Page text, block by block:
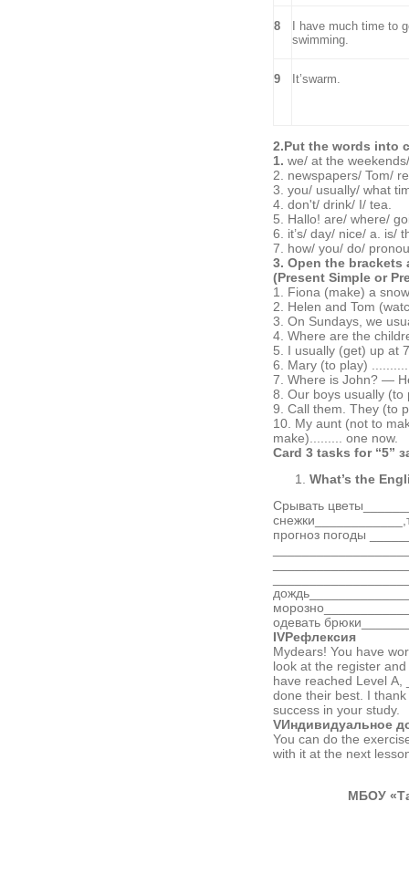
8
I have much time to
swimming.
9 It’swarm.
2.Put the words into
1. we/ at the
2. newspapers/ Tom/
3. you/ usually/ what
4. don't/ drink/ I/ tea.
5. Hallo! are/ where/
6. it’s/ day/ nice/ a. is/
7. how/ you/ do/
3. Open the
(Present Simple or
1. Fiona (make) a
2. Helen and Tom
3. On Sundays, we
4. Where are the
5. I usually (get) up at
6. Mary (to play)
7. Where is John? —
8. Our boys usually
9. Call them. They (to
10. My aunt (not to
make)......... one now.
Card 3 tasks for “5”
What’s the
Срывать
прогноз погоды
одевать
IVРефлексия
Mydears! You have
look at the register
have reached Level А,
done their best. I
success in your study.
VИндивидуальное
You can do the
with it at the next
МБОУ